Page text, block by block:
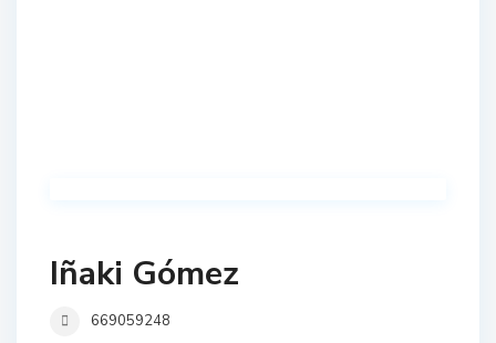
Iñaki Gómez
669059248